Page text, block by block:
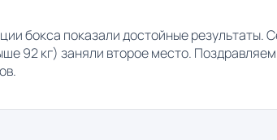
бокса показали достойные результаты.
92 кг) заняли второе место.